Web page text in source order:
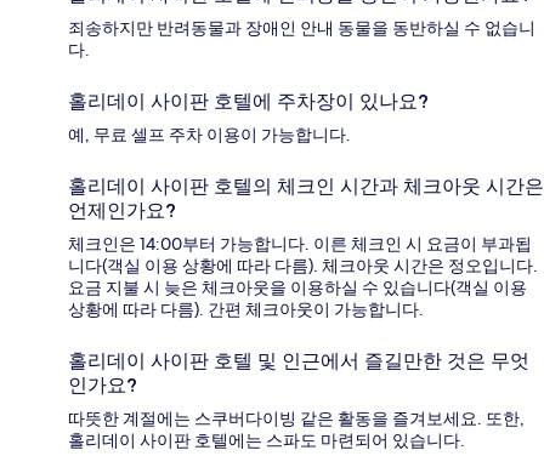
죄송하지만 반려동물과 장애인 안내 동물을 동반하실 수 없습니
다.
홀리데이 사이판 호텔에 주차장이 있나요?
예, 무료 셀프 주차 이용이 가능합니다.
홀리데이 사이판 호텔의 체크인 시간과 체크아웃 시간은
언제인가요?
체크인은 14:00부터 가능합니다. 이른 체크인 시 요금이 부과됩
니다(객실 이용 상황에 따라 다름). 체크아웃 시간은 정오입니다.
요금 지불 시 늦은 체크아웃을 이용하실 수 있습니다(객실 이용
상황에 따라 다름). 간편 체크아웃이 가능합니다.
홀리데이 사이판 호텔 및 인근에서 즐길만한 것은 무엇
인가요?
따뜻한 계절에는 스쿠버다이빙 같은 활동을 즐겨보세요. 또한,
홀리데이 사이판 호텔에는 스파도 마련되어 있습니다.